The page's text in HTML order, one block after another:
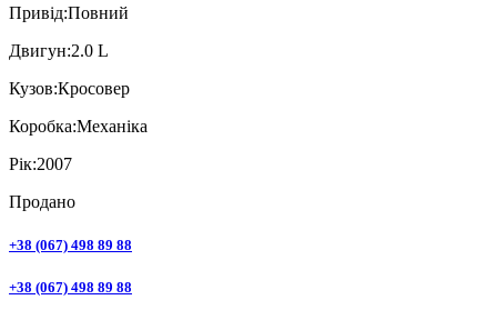
Привiд:Повний
Двигун:2.0 L
Кузов:Кросовер
Коробка:Механіка
Рік:2007
Продано
+38 (067) 498 89 88
+38 (067) 498 89 88